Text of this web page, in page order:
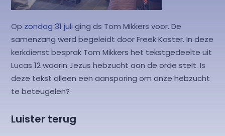
Op zondag 31 juli ging ds Tom Mikkers voor. De
samenzang werd begeleidt door Freek Koster. In deze
kerkdienst besprak Tom Mikkers het tekstgedeelte uit
Lucas 12 waarin Jezus hebzucht aan de orde stelt. Is
deze tekst alleen een aansporing om onze hebzucht
te beteugelen?
Luister terug